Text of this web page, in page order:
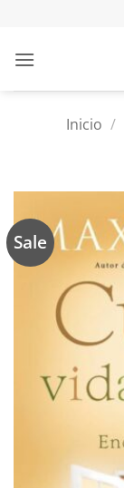
content
Inicio /
Sale